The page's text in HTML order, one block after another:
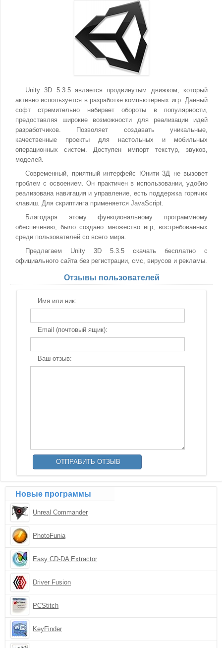
Unity 3D 5.3.5 является продвинутым движком, который
активно используется в разработке компьютерных игр. Данный
софт стремительно набирает обороты в популярности,
предоставляя широкие возможности для реализации идей
разработчиков. Позволяет создавать уникальные,
качественные проекты для настольных и мобильных
операционных систем. Доступен импорт текстур, звуков,
моделей.
Современный, приятный интерфейс Юнити 3Д не вызовет
проблем с освоением. Он практичен в использовании, удобно
реализована навигация и управление, есть поддержка горячих
клавиш. Для скриптинга применяется JavaScript.
Благодаря этому функциональному программному
обеспечению, было создано множество игр, востребованных
среди пользователей со всего мира.
Предлагаем Unity 3D 5.3.5 скачать бесплатно с
официального сайта без регистрации, смс, вирусов и рекламы.
Отзывы пользователей
Имя или ник:
Email (почтовый ящик):
Ваш отзыв:
Новые программы
Unreal Commander
PhotoFunia
Easy CD-DA Extractor
Driver Fusion
PCStitch
KeyFinder